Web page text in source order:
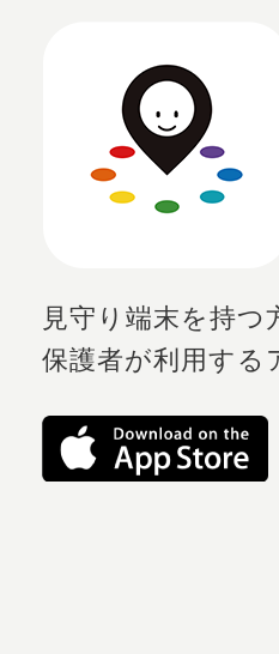
見守り端末を持つ
保護者が利用する